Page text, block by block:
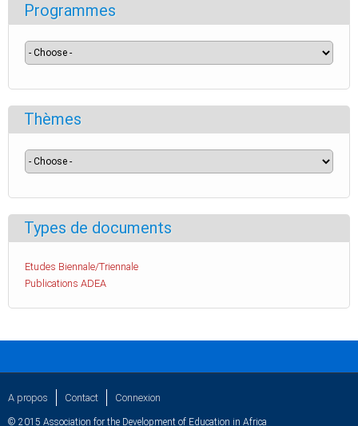
Programmes
Thèmes
Types de documents
Etudes Biennale/Triennale
Publications ADEA
A propos Contact Connexion
© 2015 Association for the Development of Education in Africa